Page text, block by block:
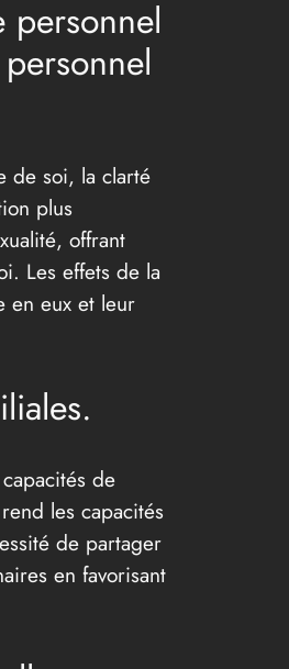
personnel
de soi, la clarté
plus
offrant
Les effets de la
en eux et leur
de
les capacités
de partager
en favorisant